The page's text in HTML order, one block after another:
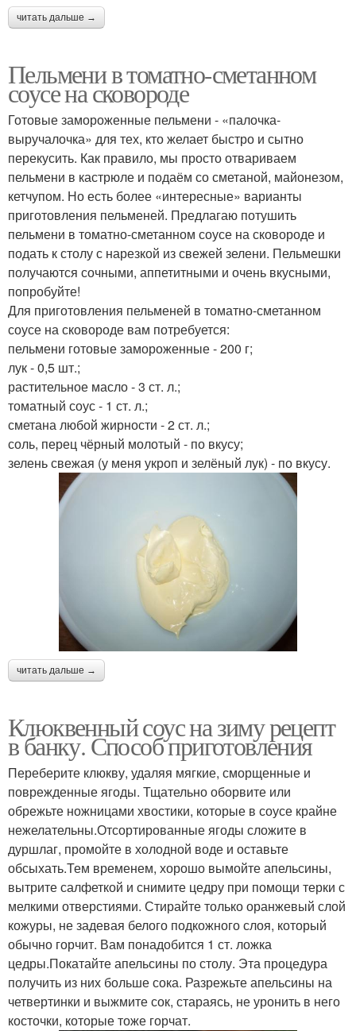
читать дальше →
Пельмени в томатно-сметанном
соусе на сковороде
Готовые замороженные пельмени - «палочка-
выручалочка» для тех, кто желает быстро и сытно
перекусить. Как правило, мы просто отвариваем
пельмени в кастрюле и подаём со сметаной, майонезом,
кетчупом. Но есть более «интересные» варианты
приготовления пельменей. Предлагаю потушить
пельмени в томатно-сметанном соусе на сковороде и
подать к столу с нарезкой из свежей зелени. Пельмешки
получаются сочными, аппетитными и очень вкусными,
попробуйте!
Для приготовления пельменей в томатно-сметанном
соусе на сковороде вам потребуется:
пельмени готовые замороженные - 200 г;
лук - 0,5 шт.;
растительное масло - 3 ст. л.;
томатный соус - 1 ст. л.;
сметана любой жирности - 2 ст. л.;
соль, перец чёрный молотый - по вкусу;
зелень свежая (у меня укроп и зелёный лук) - по вкусу.
читать дальше →
Клюквенный соус на зиму рецепт
в банку. Способ приготовления
Переберите клюкву, удаляя мягкие, сморщенные и
поврежденные ягоды. Тщательно оборвите или
обрежьте ножницами хвостики, которые в соусе крайне
нежелательны.Отсортированные ягоды сложите в
дуршлаг, промойте в холодной воде и оставьте
обсыхать.Тем временем, хорошо вымойте апельсины,
вытрите салфеткой и снимите цедру при помощи терки с
мелкими отверстиями. Стирайте только оранжевый слой
кожуры, не задевая белого подкожного слоя, который
обычно горчит. Вам понадобится 1 ст. ложка
цедры.Покатайте апельсины по столу. Эта процедура
получить из них больше сока. Разрежьте апельсины на
четвертинки и выжмите сок, стараясь, не уронить в него
косточки, которые тоже горчат.